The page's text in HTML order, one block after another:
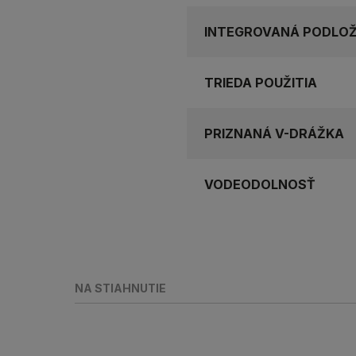
INTEGROVANÁ
TRIEDA POUŽITIA
PRIZNANÁ V-DRÁŽKA
VODEODOLNOSŤ
NA STIAHNUTIE